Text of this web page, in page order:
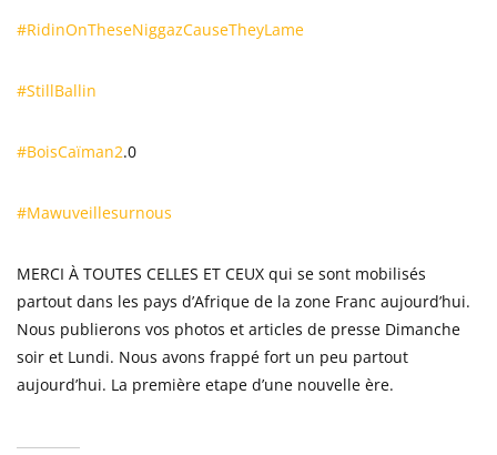
#RidinOnTheseNiggazCauseTheyLame
#StillBallin
#BoisCaïman2.0
#Mawuveillesurnous
MERCI À TOUTES CELLES ET CEUX qui se sont mobilisés
partout dans les pays d’Afrique de la zone Franc aujourd’hui.
Nous publierons vos photos et articles de presse Dimanche
soir et Lundi. Nous avons frappé fort un peu partout
aujourd’hui. La première etape d’une nouvelle ère.